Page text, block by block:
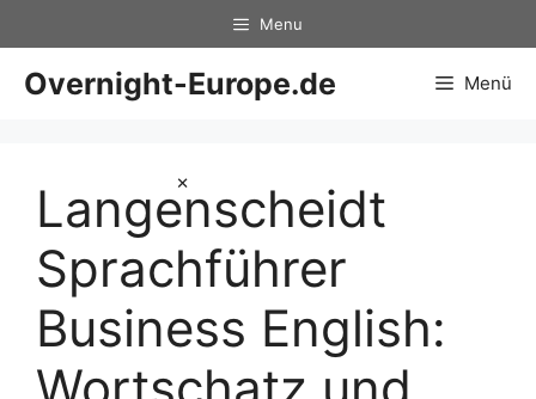
×
Inhalt
springen
Menu
Overnight-Europe.de Menü
Langenscheidt
Sprachführer
Business English: